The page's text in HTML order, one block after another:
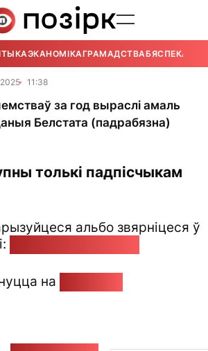
ЭКАНОМІКАГРАМАДСТВАБЯСПЕКА
11:38
за год выраслі амаль
Белстата (падрабязна)
толькі падпісчыкам
альбо звярніцеся ў
на